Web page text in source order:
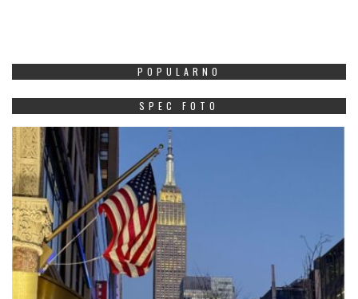
POPULARNO
SPEC FOTO